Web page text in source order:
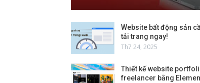
Website bất động sản
tải trang ngay!
Th7 24, 2025
Thiết kế website
freelancer bằng